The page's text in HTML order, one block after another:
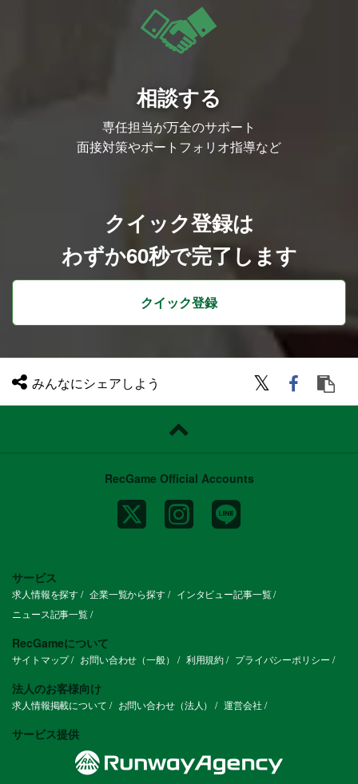
相談する
専任担当が万全のサポート
面接対策やポートフォリオ指導など
クイック登録は
わずか60秒で完了します
クイック登録
みんなにシェアしよう
RecGame Official Accounts
サービス
求人情報を探す 企業一覧から探す
インタビュー記事一覧
ニュース記事一覧
RecGameについて
サイトマップ お問い合わせ（一般） 利用規約 プライバシーポリシー
法人のお客様向け
求人情報掲載について お問い合わせ（法人） 運営会社
サービス提供